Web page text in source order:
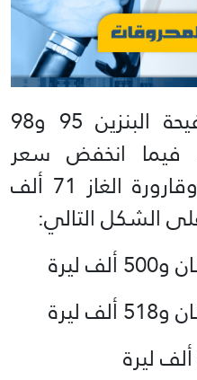
ارتفع اليوم، سعر صفيحة البنزين 95 و98
ليرة، فيما انخفض سعر
المازوت 33 ألف ليرة وقارورة الغاز 71 ألف
الشكل التالي: